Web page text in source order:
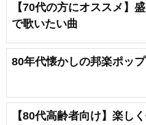
【70代の方にオススメ】
で歌いたい曲
80年代懐かしの邦楽ポッ
【80代高齢者向け】楽し